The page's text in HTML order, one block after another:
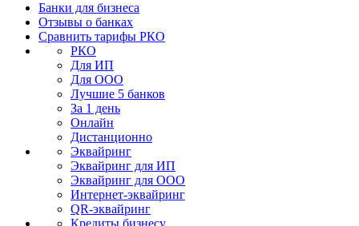
Банки для бизнеса
Отзывы о банках
Сравнить тарифы РКО
РКО
Для ИП
Для ООО
Лучшие 5 банков
За 1 день
Онлайн
Дистанционно
Эквайринг
Эквайринг для ИП
Эквайринг для ООО
Интернет-эквайринг
QR-эквайринг
Кредиты бизнесу